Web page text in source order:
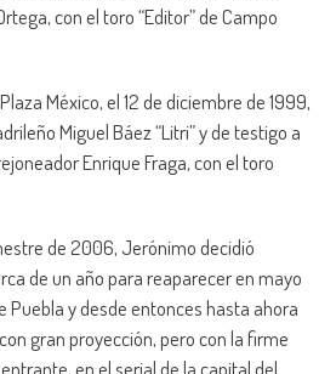
con el toro “Editor” de Campo
México, el 12 de diciembre de 1999,
Miguel Báez “Litri” y de testigo a
Enrique Fraga, con el toro
de 2006, Jerónimo decidió
de un año para reaparecer en mayo
Puebla y desde entonces hasta ahora
gran proyección, pero con la firme
en el serial de la capital del